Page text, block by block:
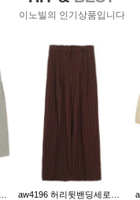
이노빌의 인기상품입니다